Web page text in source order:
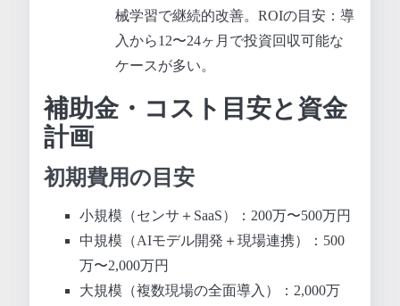
械学習で継続的改善。ROIの目安：導
入から12〜24ヶ月で投資回収可能な
ケースが多い。
補助金・コスト目安と資金
計画
初期費用の目安
小規模（センサ＋SaaS）：200万〜500万円
中規模（AIモデル開発＋現場連携）：500
万〜2,000万円
大規模（複数現場の全面導入）：2,000万